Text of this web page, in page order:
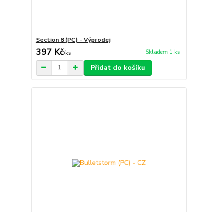
Section 8 (PC) - Výprodej
397 Kč/ks Skladem 1 ks
Přidat do košíku